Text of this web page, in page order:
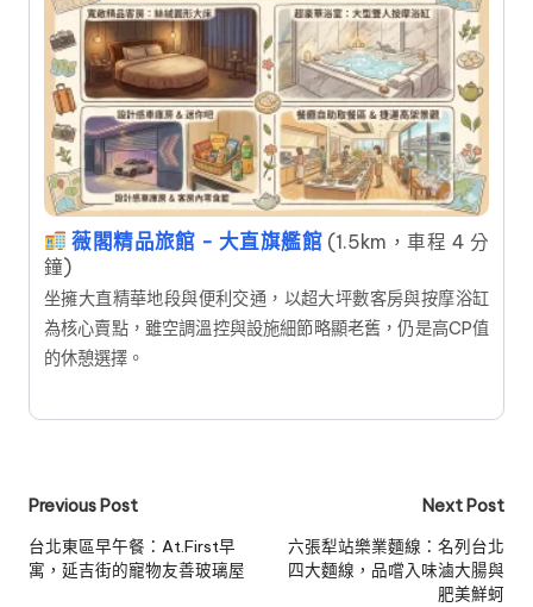
薇閣精品旅館 - 大直旗艦館 (1.5km，車程 4 分
鐘)
坐擁大直精華地段與便利交通，以超大坪數客房與按摩浴缸
為核心賣點，雖空調溫控與設施細節略顯老舊，仍是高CP值
的休憩選擇。
Post
navigation
Previous Post
台北東區早午餐：At.First早
寓，延吉街的寵物友善玻璃屋
Next Post
六張犁站樂業麵線：名列台北
四大麵線，品嚐入味滷大腸與
肥美鮮蚵